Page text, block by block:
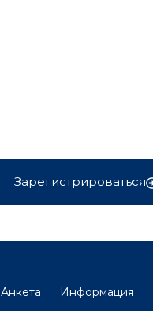
Зарегистрироваться
Анкета Информация